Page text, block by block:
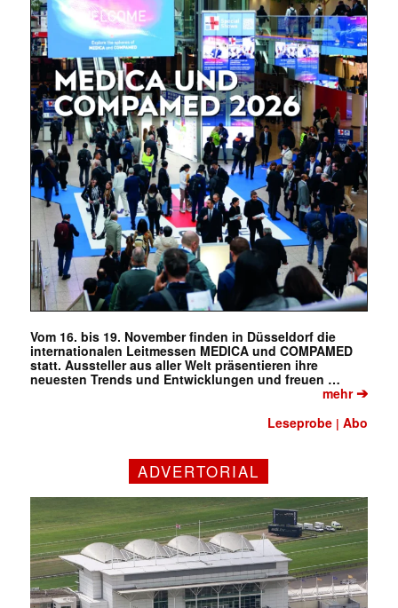
Vom 16. bis 19. November finden in Düsseldorf die
internationalen Leitmessen MEDICA und COMPAMED
statt. Aussteller aus aller Welt präsentieren ihre
neuesten Trends und Entwicklungen und freuen …
mehr➔
Leseprobe |Abo
ADVERTORIAL